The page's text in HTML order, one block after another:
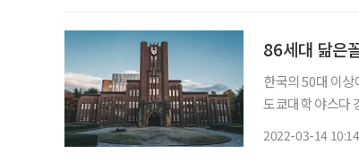
86세대 닮은
한국의 50대 이
도쿄대학 야스다
2022-03-14 10:14